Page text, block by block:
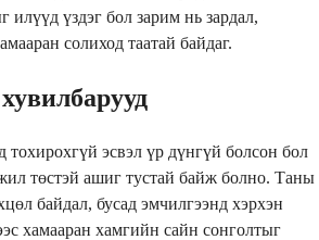
илүүд үздэг бол зарим нь зардал,
солиход таатай байдаг.
тохирохгүй эсвэл үр дүнгүй болсон бол
төстэй ашиг тустай байж болно. Таны
байдал, бусад эмчилгээнд хэрхэн
хамааран хамгийн сайн сонголтыг